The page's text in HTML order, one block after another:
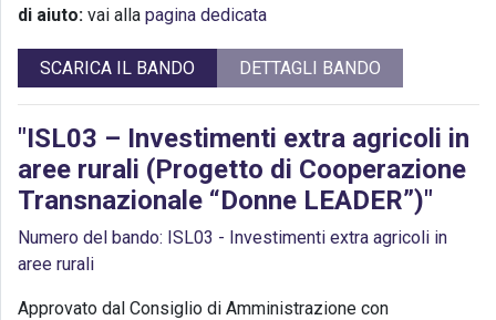
di aiuto: vai alla pagina dedicata
SCARICA IL BANDO DETTAGLI BANDO
"ISL03 – Investimenti extra agricoli in
aree rurali (Progetto di Cooperazione
Transnazionale “Donne LEADER”)"
Numero del bando: ISL03 - Investimenti extra agricoli in
aree rurali
Approvato dal Consiglio di Amministrazione con